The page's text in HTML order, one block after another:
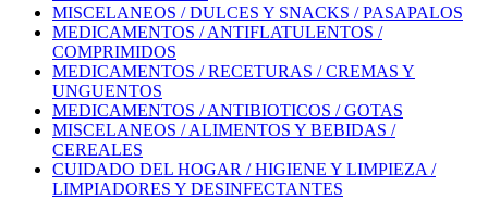
MISCELANEOS / DULCES Y SNACKS / PASAPALOS
MEDICAMENTOS / ANTIFLATULENTOS /
COMPRIMIDOS
MEDICAMENTOS / RECETURAS / CREMAS Y
UNGUENTOS
MEDICAMENTOS / ANTIBIOTICOS / GOTAS
MISCELANEOS / ALIMENTOS Y BEBIDAS /
CEREALES
CUIDADO DEL HOGAR / HIGIENE Y LIMPIEZA /
LIMPIADORES Y DESINFECTANTES